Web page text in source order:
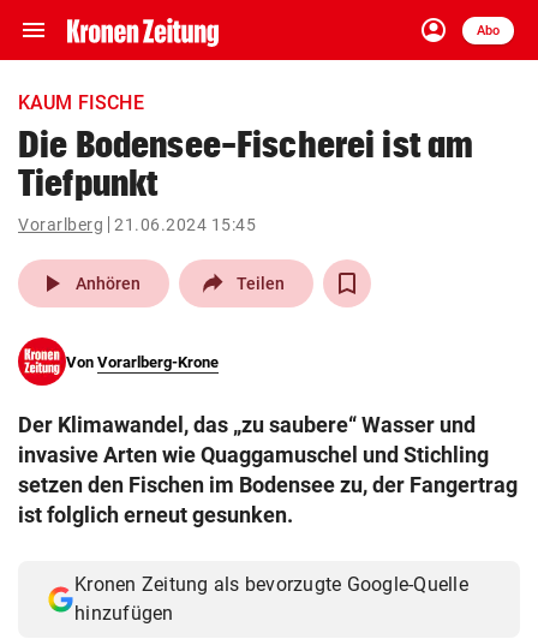
menu Navigation
ein-/ausklappen
account_circle
Anmelden
Abo
close Schließen
account_circle Anmelden
pin_drop
Wien arrow_right
search
eingeben
Muthgasse 2, 1190 Wien
KAUM FISCHE
Die Bodensee-Fischerei ist am
Tiefpunkt
Vorarlberg 21.06.2024 15:45
play_arrow Anhören Teilen
Von Vorarlberg-Krone
Der Klimawandel, das „zu saubere“ Wasser und
invasive Arten wie Quaggamuschel und Stichling
setzen den Fischen im Bodensee zu, der Fangertrag
ist folglich erneut gesunken.
Kronen Zeitung als bevorzugte Google-Quelle
hinzufügen